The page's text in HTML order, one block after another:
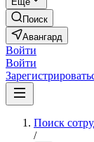
Поиск
Авангард
Войти
Войти
Поиск
/